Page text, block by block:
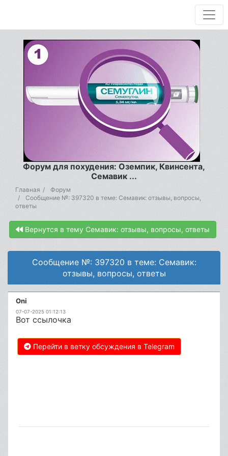
Форум для похудения: Оземпик, Квинсента,
Семавик ...
Главная
Форум
Сообщение №: 397320 в теме: Семавик: отзывы, вопросы,
ответы
Вернутся в тему Семавик: отзывы, вопросы, ответы
Сообщение №: 397320 в теме: Семавик:
отзывы, вопросы, ответы
Oni
07-07-2025 01:12:13
Вот ссылочка
Перейти в ветку обсуждения в Telegram